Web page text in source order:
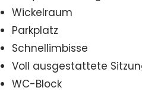
Wickelraum
Parkplatz
Schnellimbisse
Voll ausgestattete
WC-Block